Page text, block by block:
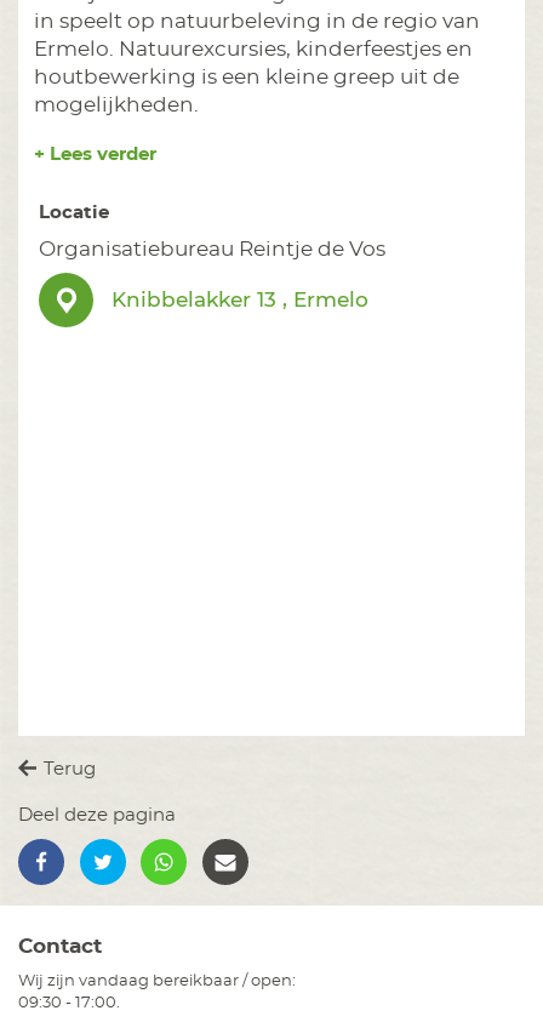
in speelt op natuurbeleving in de regio van
Ermelo. Natuurexcursies, kinderfeestjes en
houtbewerking is een kleine greep uit de
mogelijkheden.
+ Lees verder
Locatie
Organisatiebureau Reintje de Vos
Knibbelakker 13 , Ermelo
Terug
Deel deze pagina
Contact
Wij zijn vandaag bereikbaar / open:
09:30 - 17:00.